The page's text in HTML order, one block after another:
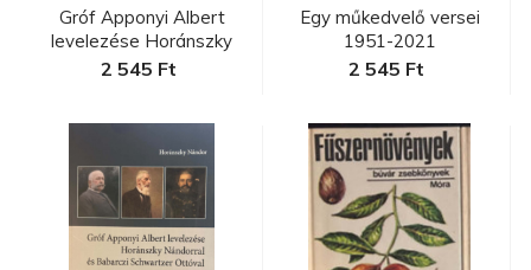
Gróf Apponyi Albert
levelezése Horánszky
Nándorra...
2 545 Ft
Egy műkedvelő versei
1951-2021
2 545 Ft